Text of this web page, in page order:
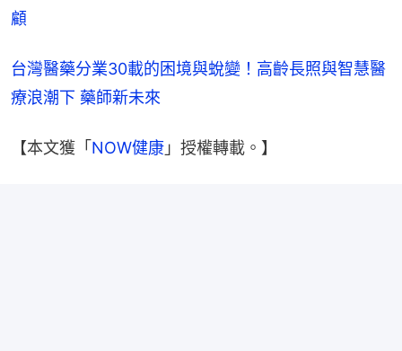
顧
台灣醫藥分業30載的困境與蛻變！高齡長照與智慧醫
療浪潮下 藥師新未來
【本文獲「 NOW健康 」授權轉載。】